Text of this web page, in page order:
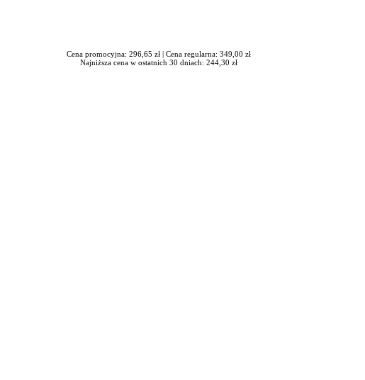
Cena promocyjna: 296,65 zł | Cena regularna: 349,00 zł
Najniższa cena w ostatnich 30 dniach: 244,30 zł